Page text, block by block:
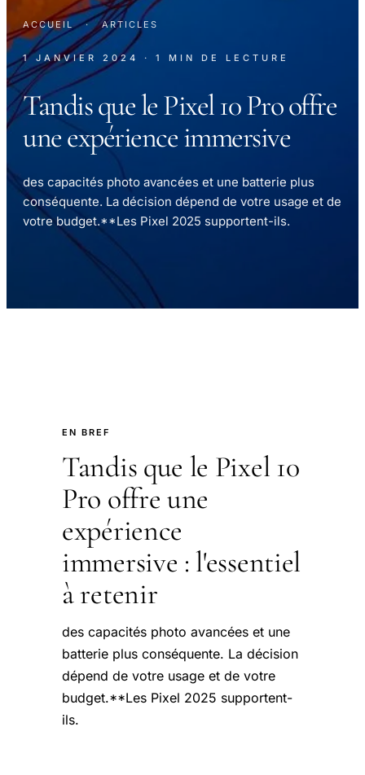
ACCUEIL · ARTICLES
1 JANVIER 2024 · 1 MIN DE LECTURE
Tandis que le Pixel 10 Pro offre
une expérience immersive
des capacités photo avancées et une batterie plus
conséquente. La décision dépend de votre usage et de
votre budget.**Les Pixel 2025 supportent-ils.
EN BREF
Tandis que le Pixel 10
Pro offre une
expérience
immersive : l'essentiel
à retenir
des capacités photo avancées et une
batterie plus conséquente. La décision
dépend de votre usage et de votre
budget.**Les Pixel 2025 supportent-
ils.